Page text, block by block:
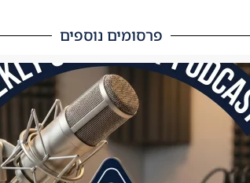
פרסומים נוספים